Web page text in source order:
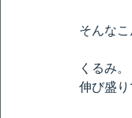
そんな
くるみ。
伸び盛り